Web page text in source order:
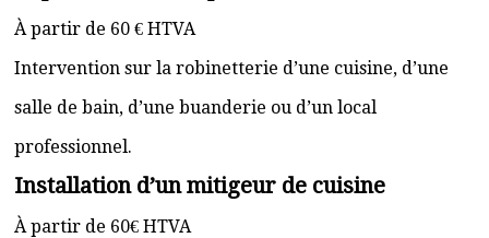
À partir de 60 € HTVA
Intervention sur la robinetterie d’une cuisine, d’une
salle de bain, d’une buanderie ou d’un local
professionnel.
Installation d’un mitigeur de cuisine
À partir de 60€ HTVA